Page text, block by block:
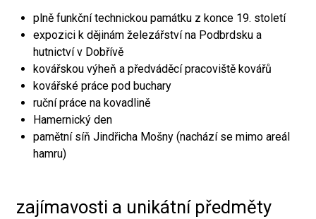
plně funkční technickou památku z konce 19. století
expozici k dějinám železářství na Podbrdsku a
hutnictví v Dobřívě
kovářskou výheň a předváděcí pracoviště kovářů
kovářské práce pod buchary
ruční práce na kovadlině
Hamernický den
pamětní síň Jindřicha Mošny (nachází se mimo areál
hamru)
zajímavosti a unikátní předměty